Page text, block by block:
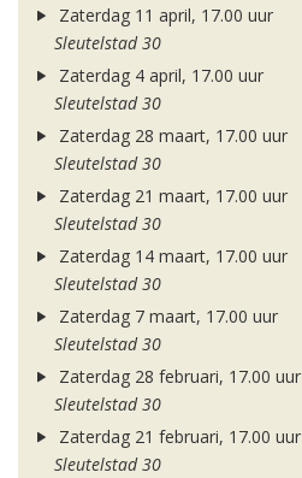
Zaterdag 11 april, 17.00 uur
Sleutelstad 30
Zaterdag 4 april, 17.00 uur
Sleutelstad 30
Zaterdag 28 maart, 17.00 uur
Sleutelstad 30
Zaterdag 21 maart, 17.00 uur
Sleutelstad 30
Zaterdag 14 maart, 17.00 uur
Sleutelstad 30
Zaterdag 7 maart, 17.00 uur
Sleutelstad 30
Zaterdag 28 februari, 17.00 uur
Sleutelstad 30
Zaterdag 21 februari, 17.00 uur
Sleutelstad 30